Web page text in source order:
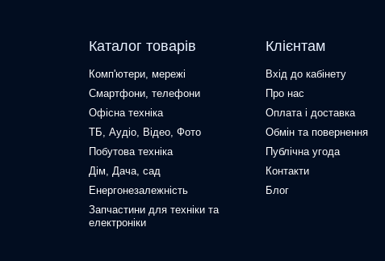
Каталог товарів
Комп'ютери, мережі
Смартфони, телефони
Офісна техніка
ТБ, Аудіо, Відео, Фото
Побутова техніка
Дім, Дача, сад
Енергонезалежність
Запчастини для техніки та
електроніки
Клієнтам
Вхід до кабінету
Про нас
Оплата і доставка
Обмін та повернення
Публічна угода
Контакти
Блог